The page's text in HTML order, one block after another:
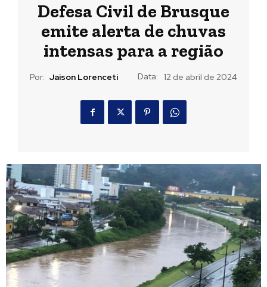
Defesa Civil de Brusque
emite alerta de chuvas
intensas para a região
Por: Jaison Lorenceti Data: 12 de abril de 2024